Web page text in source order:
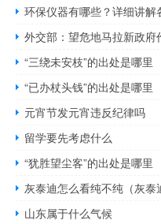
环保仪器有哪些？详细讲
“三绕未安枝”的出处是哪里
“已办杖头钱”的出处是哪里
元宵节发元宵违反纪律吗
留学要先考虑什么
“犹胜望尘客”的出处是哪里
灰泰迪怎么看纯不纯（灰泰
山东属于什么气候